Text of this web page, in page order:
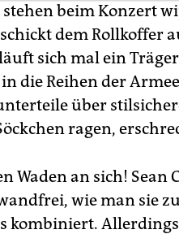
stehen beim Konzert
dem Rollkoffer
sich mal ein
die Reihen der
über
ragen,
Waden an sich!
wie man sie
kombiniert.